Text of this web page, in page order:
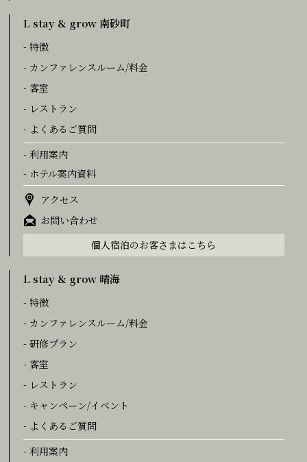
L stay & grow 南砂町
- 特徴
- カンファレンスルーム/料金
- 客室
- レストラン
- よくあるご質問
- 利用案内
- ホテル案内資料
アクセス
お問い合わせ
個人宿泊のお客さまはこちら
L stay & grow 晴海
- 特徴
- カンファレンスルーム/料金
- 研修プラン
- 客室
- レストラン
- キャンペーン/イベント
- よくあるご質問
- 利用案内